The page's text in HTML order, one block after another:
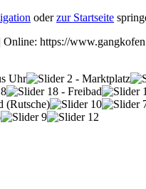
oderzur Startseite
| Online: https://